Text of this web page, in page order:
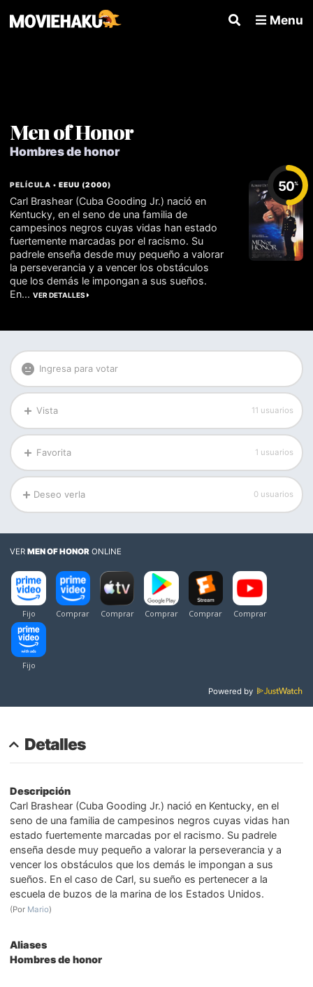
Menu
Men of Honor
Hombres de honor
50%
PELÍCULA •EEUU (2000)
Carl Brashear (Cuba Gooding Jr.) nació en
Kentucky, en el seno de una familia de
campesinos negros cuyas vidas han estado
fuertemente marcadas por el racismo. Su
padrele enseña desde muy pequeño a valorar
la perseverancia y a vencer los obstáculos
que los demás le impongan a sus sueños.
En...VER DETALLES
Ingresa para votar
Vista 11 usuarios
Favorita 1 usuarios
Deseo verla 0 usuarios
VERMEN OF HONOR ONLINE
Powered by
Detalles
Descripción
Carl Brashear (Cuba Gooding Jr.) nació en Kentucky, en el
seno de una familia de campesinos negros cuyas vidas han
estado fuertemente marcadas por el racismo. Su padrele
enseña desde muy pequeño a valorar la perseverancia y a
vencer los obstáculos que los demás le impongan a sus
sueños. En el caso de Carl, su sueño es pertenecer a la
escuela de buzos de la marina de los Estados Unidos.
(Por Mario)
Aliases
Hombres de honor